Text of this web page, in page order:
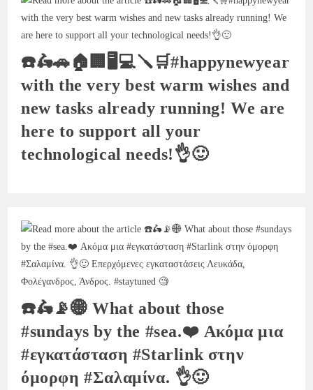
☎️🛵🚗🏠🏢🖥💻🪛🛒#happynewyear
with the very best warm wishes and
new tasks already running! We are
here to support all your
technological needs!👌🙂
☎️🛵📡🌐 What about those
#sundays by the #sea.❤️ Ακόμα μια
#εγκατάσταση #Starlink στην
όμορφη #Σαλαμίνα. 👌🙂